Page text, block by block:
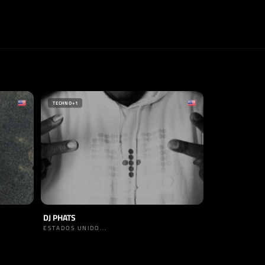
TECHNO+1
DJ PHATS
ESTADOS UNIDO...